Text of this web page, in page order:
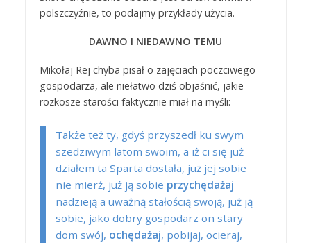
polszczyźnie, to podajmy przykłady użycia.
DAWNO I NIEDAWNO TEMU
Mikołaj Rej chyba pisał o zajęciach poczciwego
gospodarza, ale niełatwo dziś objaśnić, jakie
rozkosze starości faktycznie miał na myśli:
Także też ty, gdyś przyszedł ku swym
szedziwym latom swoim, a iż ci się już
działem ta Sparta dostała, już jej sobie
nie mierź, już ją sobie przychędażaj
nadzieją a uważną stałością swoją, już ją
sobie, jako dobry gospodarz on stary
dom swój, ochędażaj, pobijaj, ocieraj,